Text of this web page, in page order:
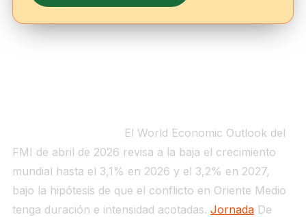
El World Economic Outlook del
FMI de abril de 2026 revisa a la baja el crecimiento
mundial hasta el 3,1% en 2026 y el 3,2% en 2027,
bajo la hipótesis de que el conflicto en Oriente Medio
tenga duración e intensidad acotadas. JornadaDe